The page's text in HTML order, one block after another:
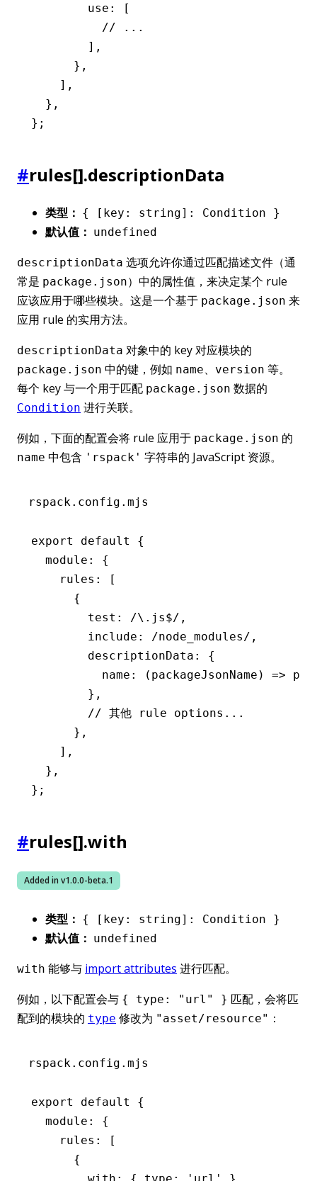
        use
:
[
          // ...
        ]
,
      }
,
    ]
,
  }
,
};
#rules[].descriptionData
类型： { [key: string]: Condition }
默认值： undefined
descriptionData 选项允许你通过匹配描述文件（通
常是 package.json）中的属性值，来决定某个 rule
应该应用于哪些模块。这是一个基于 package.json 来
应用 rule 的实用方法。
descriptionData 对象中的 key 对应模块的
package.json 中的键，例如 name、 version 等。
每个 key 与一个用于匹配 package.json 数据的
Condition 进行关联。
例如，下面的配置会将 rule 应用于 package.json 的
name 中包含 'rspack' 字符串的 JavaScript 资源。
rspack.config.mjs
export default
{
  module
:
{
    rules
:
[
      {
        test
: /\.js$/ ,
        include
: /node_modules/ ,
        descriptionData
:
{
          name
: (packageJsonName) =>
        }
,
        // 其他 rule options...
      }
,
    ]
,
  }
,
};
#rules[].with
Added in v1.0.0-beta.1
类型： { [key: string]: Condition }
默认值： undefined
with 能够与 import attributes 进行匹配。
例如，以下配置会与 { type: "url" } 匹配，会将匹
配到的模块的 type 修改为 "asset/resource" ：
rspack.config.mjs
export default
{
  module
:
{
    rules
:
[
      {